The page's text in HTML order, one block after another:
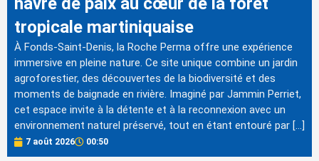
tropicale martiniquaise
À Fonds-Saint-Denis, la Roche Perma offre une expérience
immersive en pleine nature. Ce site unique combine un jardin
agroforestier, des découvertes de la biodiversité et des
moments de baignade en rivière. Imaginé par Jammin Perriet,
cet espace invite à la détente et à la reconnexion avec un
environnement naturel préservé, tout en étant entouré par […]
7 août 2026 00:50